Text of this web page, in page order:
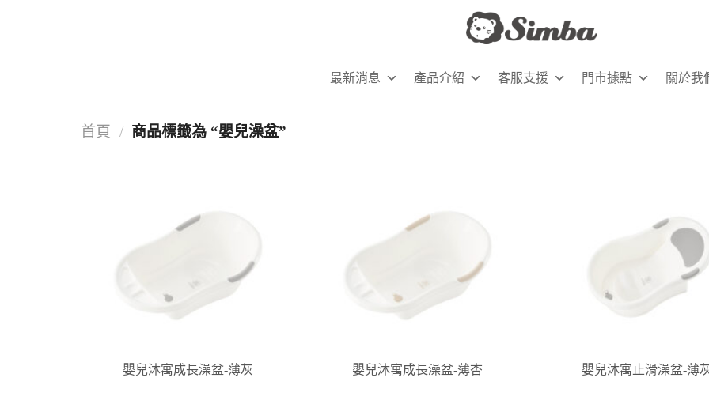
最新消息 產品介紹 客服支援 門市據點 關於我
首頁 / 商品標籤為 “嬰兒澡盆”
嬰兒沐寓成長澡盆-薄灰 嬰兒沐寓成長澡盆-薄杏 嬰兒沐寓止滑澡盆-薄